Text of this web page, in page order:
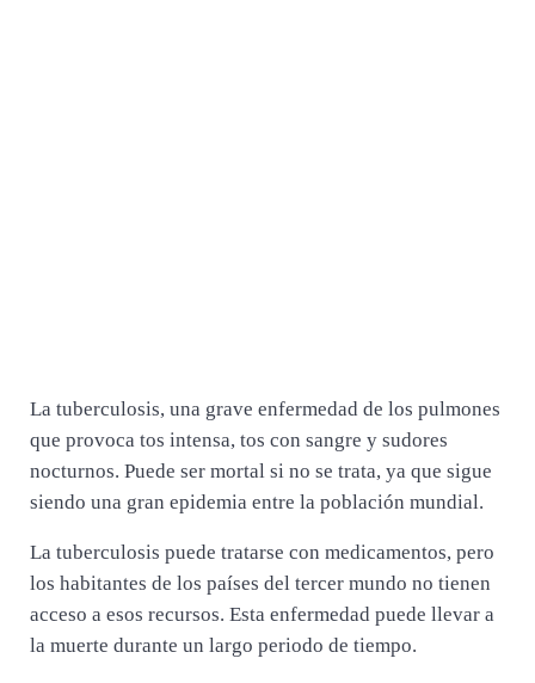
La tuberculosis, una grave enfermedad de los pulmones
que provoca tos intensa, tos con sangre y sudores
nocturnos. Puede ser mortal si no se trata, ya que sigue
siendo una gran epidemia entre la población mundial.
La tuberculosis puede tratarse con medicamentos, pero
los habitantes de los países del tercer mundo no tienen
acceso a esos recursos. Esta enfermedad puede llevar a
la muerte durante un largo periodo de tiempo.